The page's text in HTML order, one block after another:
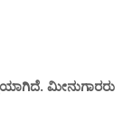
ಮೀನುಗಾರರು